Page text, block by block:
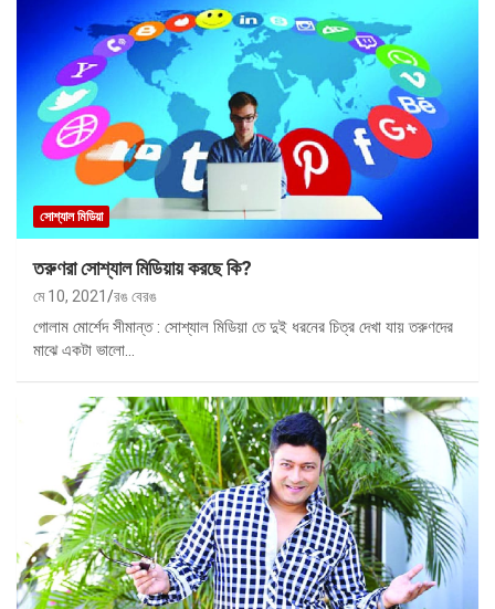
সোশ্যাল মিডিয়া
তরুণরা সোশ্যাল মিডিয়ায় করছে কি?
মে 10, 2021 রঙ বেরঙ
গোলাম মোর্শেদ সীমান্ত : সোশ্যাল মিডিয়া তে দুই ধরনের চিত্র দেখা যায় তরুণদের
মাঝে একটা ভালো…